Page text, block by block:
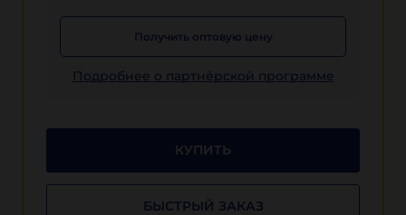
Получить оптовую цену
Подробнее о партнёрской программе
КУПИТЬ
БЫСТРЫЙ ЗАКАЗ